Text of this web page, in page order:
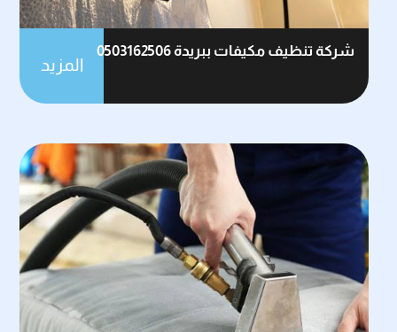
شركة تنظيف مكيفات ببريدة 0503162506
المزيد